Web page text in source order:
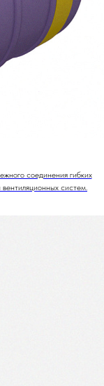
соединения гибких
систем.